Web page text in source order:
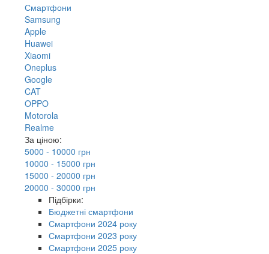
Смартфони
Samsung
Apple
Huawei
Xiaomi
Oneplus
Google
CAT
OPPO
Motorola
Realme
За ціною:
5000 - 10000 грн
10000 - 15000 грн
15000 - 20000 грн
20000 - 30000 грн
Підбірки:
Бюджетні смартфони
Смартфони 2024 року
Смартфони 2023 року
Смартфони 2025 року